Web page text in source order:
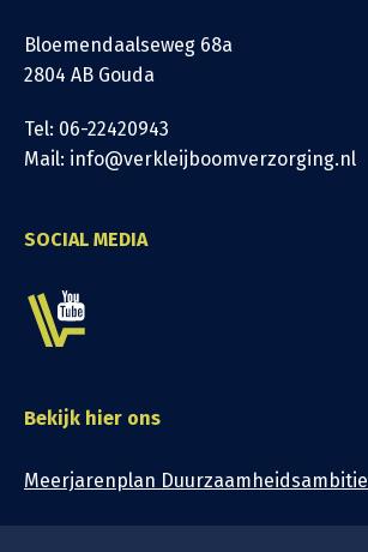
Bloemendaalseweg 68a
2804 AB Gouda
Tel: 06-22420943
Mail: info@verkleijboomverzorging.nl
SOCIAL MEDIA
Bekijk hier ons
Meerjarenplan